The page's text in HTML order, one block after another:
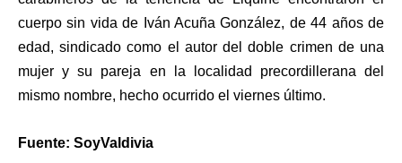
cuerpo sin vida de Iván Acuña González, de 44 años de
edad, sindicado como el autor del doble crimen de una
mujer y su pareja en la localidad precordillerana del
mismo nombre, hecho ocurrido el viernes último.
Fuente: SoyValdivia